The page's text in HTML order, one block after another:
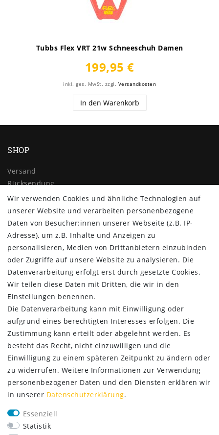
Tubbs Flex VRT 21w Schneeschuh Damen
199,95 €
inkl. ges. MwSt. zzgl. Versandkosten
In den Warenkorb
SHOP
Versand
Rücksendung
Widerrufs­recht
Impressum
Daten­schutz­erklärung
AGB
Kontakt
ZAHLUNG & VERSAND
SERVICE
Lieferung nur 2,95 €
Rücksendung kostenfrei
Wir verwenden Cookies und ähnliche Technologien auf
unserer Website und verarbeiten personenbezogene
Daten von Besucher:innen unserer Webseite (z.B. IP-
Adresse), um z.B. Inhalte und Anzeigen zu
personalisieren, Medien von Drittanbietern einzubinden
oder Zugriffe auf unsere Website zu analysieren. Die
Datenverarbeitung erfolgt erst durch gesetzte Cookies.
Wir teilen diese Daten mit Dritten, die wir in den
Einstellungen benennen.
Die Datenverarbeitung kann mit Einwilligung oder
aufgrund eines berechtigten Interesses erfolgen. Die
Zustimmung kann erteilt oder abgelehnt werden. Es
besteht das Recht, nicht einzuwilligen und die
Einwilligung zu einem späteren Zeitpunkt zu ändern oder
zu widerrufen. Weitere Informationen zur Verwendung
personenbezogener Daten und den Diensten erklären wir
in unserer Daten­schutz­erklärung.
Essenziell
Statistik